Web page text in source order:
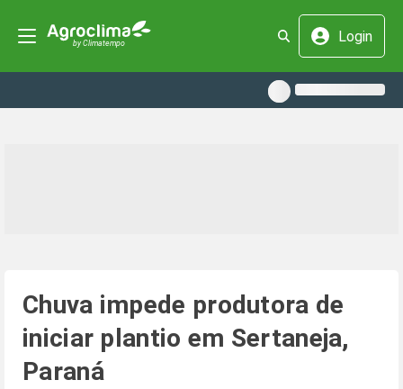
Login
Chuva impede produtora de
iniciar plantio em Sertaneja,
Paraná